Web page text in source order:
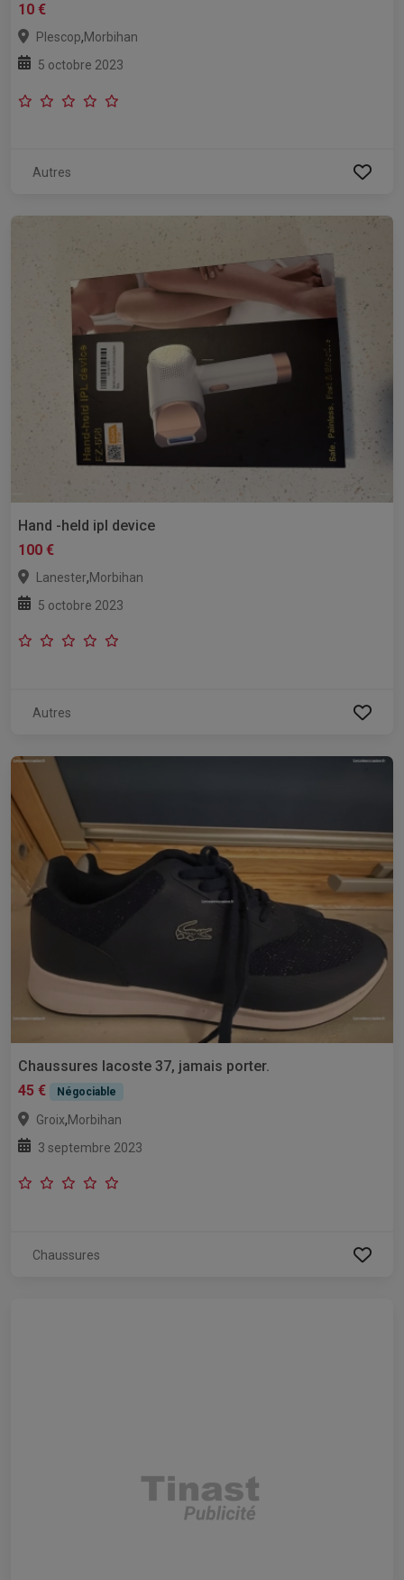
10 €
Plescop,Morbihan
5 octobre 2023
Autres
Hand -held ipl device
100 €
Lanester,Morbihan
5 octobre 2023
Autres
Chaussures lacoste 37, jamais porter.
45 €
Négociable
Groix,Morbihan
3 septembre 2023
Chaussures